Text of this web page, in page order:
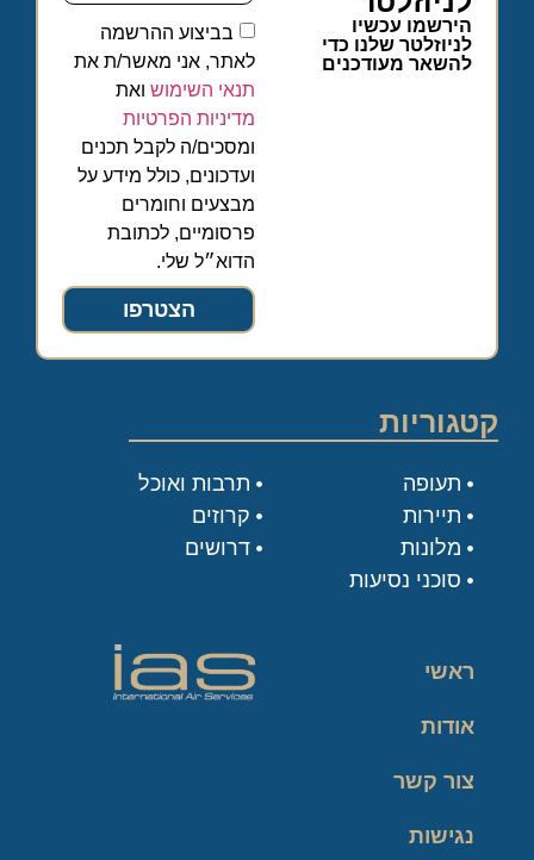
הירשמו עכשיו
לניוזלטר שלנו כדי
להשאר מעודכנים
בביצוע ההרשמה
לאתר, אני מאשר/ת את
תנאי השימושואת
מדיניות הפרטיות
ומסכים/ה לקבל תכנים
ועדכונים, כולל מידע על
מבצעים וחומרים
פרסומיים, לכתובת
הדוא״ל שלי.
הצטרפו
קטגוריות
תעופה
תיירות
מלונות
סוכני נסיעות
תרבות ואוכל
קרוזים
דרושים
ראשי
אודות
צור קשר
נגישות